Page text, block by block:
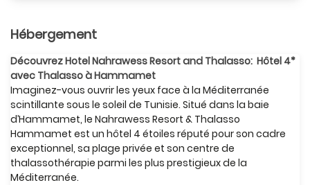
Hébergement
Découvrez Hotel Nahrawess Resort and Thalasso: Hôtel 4*
avec Thalasso à Hammamet
Imaginez-vous ouvrir les yeux face à la Méditerranée
scintillante sous le soleil de Tunisie. Situé dans la baie
d’Hammamet, le Nahrawess Resort & Thalasso
Hammamet est un hôtel 4 étoiles réputé pour son cadre
exceptionnel, sa plage privée et son centre de
thalassothérapie parmi les plus prestigieux de la
Méditerranée.